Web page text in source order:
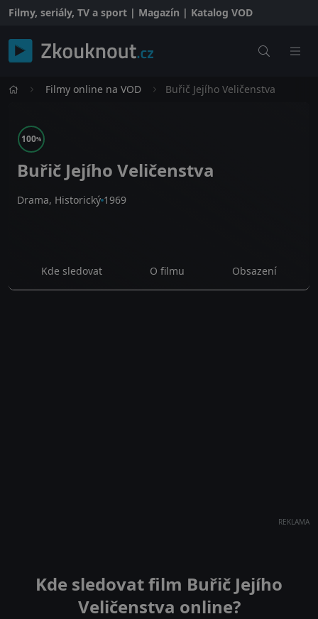
Filmy, seriály, TV a sport | Magazín | Katalog VOD
Filmy online na VOD Buřič Jejího Veličenstva
100%
Buřič Jejího Veličenstva
Drama, Historický 1969
Kde sledovat O filmu Obsazení
REKLAMA
Kde sledovat film Buřič Jejího
Veličenstva online?